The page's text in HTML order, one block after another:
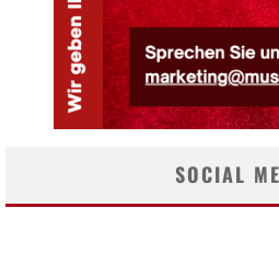
SOCIAL